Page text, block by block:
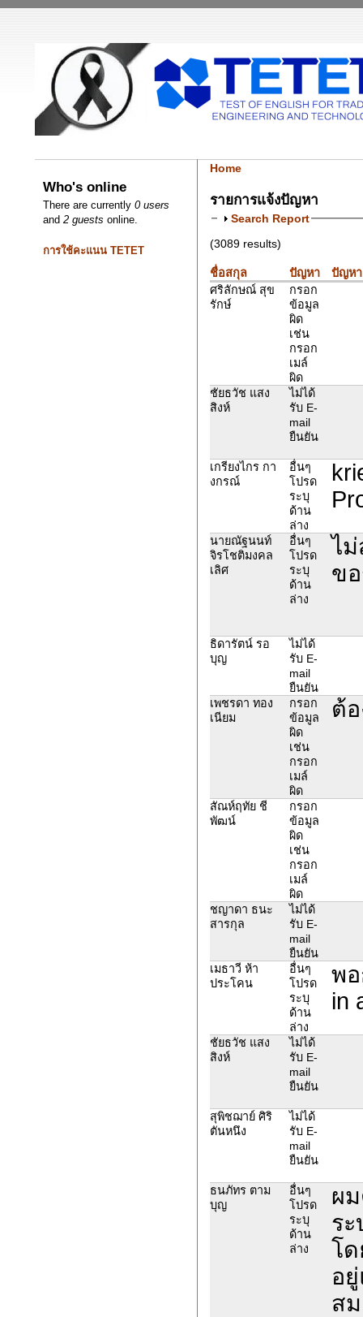
Who's online
There are currently0 users
and2 guests online.
การใช้คะแนน TETET
Home
รายการแจ้งปัญหา
Search Report
(3089 results)
ชื่อสกุล ปัญหา
ปัญหา
ศริลักษณ์ สุข
รักษ์
กรอก
ข้อมูล
ผิด
เช่น
กรอก
เมล์
ผิด
ชัยธวัช แสง
สิงห์
ไม่ได้
รับ E-
mail
ยืนยัน
เกรียงไกร กา
งกรณ์
อื่นๆ
โปรด
ระบุ
ด้าน
ล่าง
นายณัฐนนท์
จิรโชติมงคล
เลิศ
อื่นๆ
โปรด
ระบุ
ด้าน
ล่าง
ไ
ข
ธิดารัตน์ รอ
บุญ
ไม่ได้
รับ E-
mail
ยืนยัน
เพชรดา ทอง
เนียม
กรอก
ข้อมูล
ผิด
เช่น
กรอก
เมล์
ผิด
ต้
สัณห์ฤทัย ชี
พัฒน์
กรอก
ข้อมูล
ผิด
เช่น
กรอก
เมล์
ผิด
ชญาดา ธนะ
สารกุล
ไม่ได้
รับ E-
mail
ยืนยัน
เมธาวี ห้า
ประโคน
อื่นๆ
โปรด
ระบุ
ด้าน
ล่าง
พ
in
ชัยธวัช แสง
สิงห์
ไม่ได้
รับ E-
mail
ยืนยัน
สุพิชฌาย์ ศิริ
ตันหนึง
ไม่ได้
รับ E-
mail
ยืนยัน
ธนภัทร ตาม
บุญ
อื่นๆ
โปรด
ระบุ
ด้าน
ล่าง
ผ
ร
โ
อ
ส